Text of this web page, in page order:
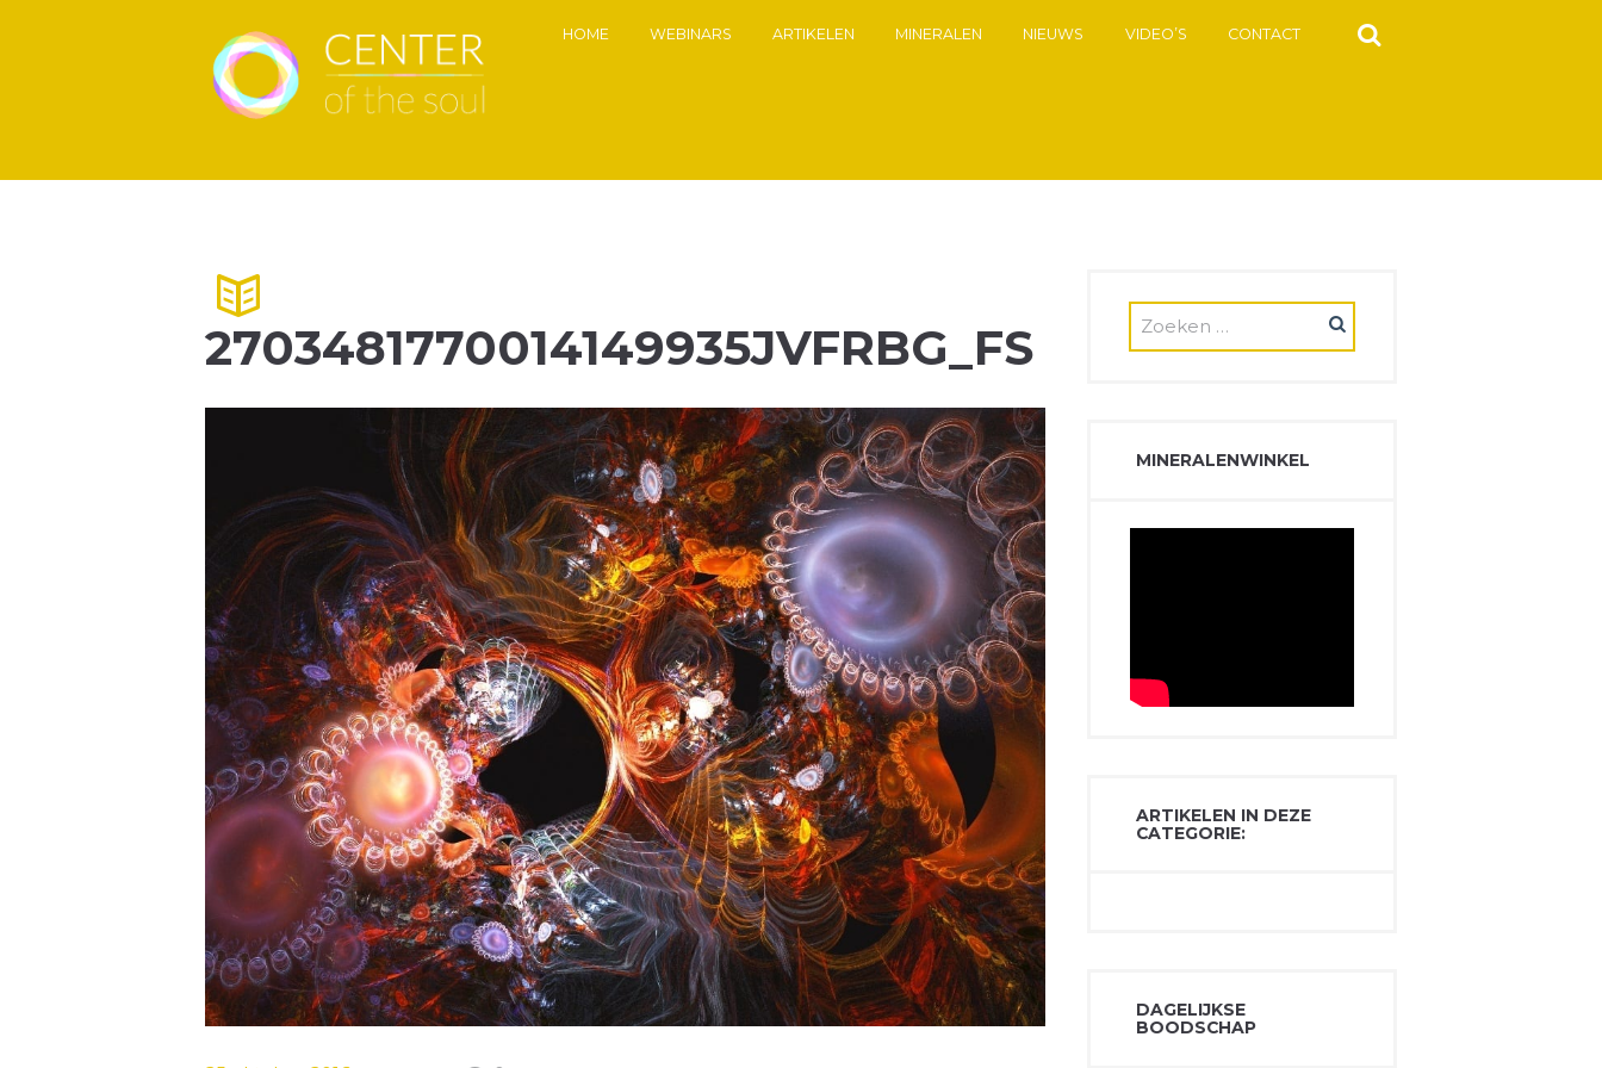
HOME WEBINARS ARTIKELEN MINERALEN NIEUWS VIDEO’S CONTACT
2703481770014149935JVFRBG_FS
MINERALENWINKEL
ARTIKELEN IN DEZE
CATEGORIE:
DAGELIJKSE
BOODSCHAP